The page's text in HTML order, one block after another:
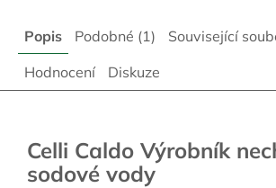
Popis Podobné (1)
Související
Hodnocení
Diskuze
Celli Caldo Výrobník
sodové vody